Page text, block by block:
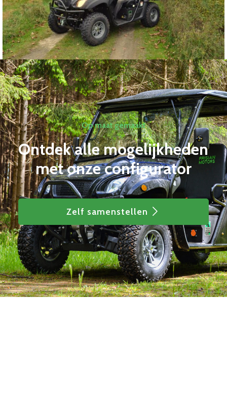
Op maat gemaakt
Ontdek alle mogelijkheden
met onze configurator
Zelf samenstellen